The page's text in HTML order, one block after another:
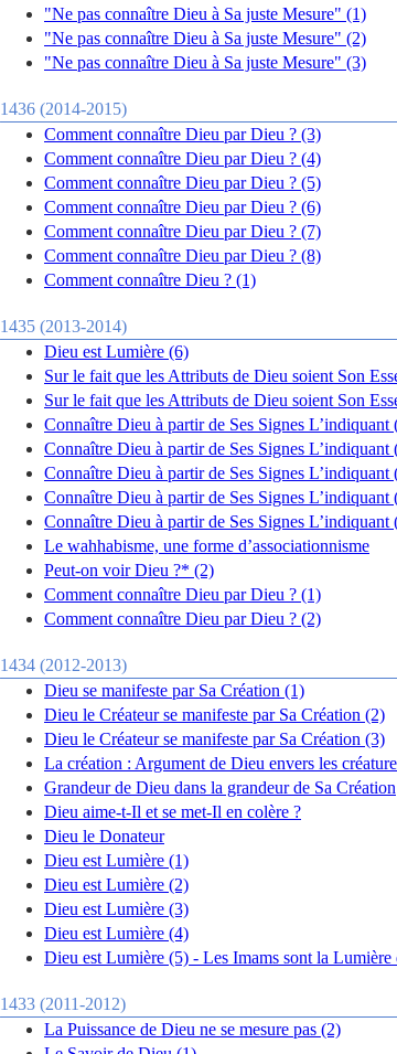
"Ne pas connaître Dieu à Sa juste Mesure" (1)
"Ne pas connaître Dieu à Sa juste Mesure" (2)
"Ne pas connaître Dieu à Sa juste Mesure" (3)
1436 (2014-2015)
Comment connaître Dieu par Dieu ? (3)
Comment connaître Dieu par Dieu ? (4)
Comment connaître Dieu par Dieu ? (5)
Comment connaître Dieu par Dieu ? (6)
Comment connaître Dieu par Dieu ? (7)
Comment connaître Dieu par Dieu ? (8)
Comment connaître Dieu ? (1)
1435 (2013-2014)
Dieu est Lumière (6)
Sur le fait que les Attributs de Dieu soient Son
Sur le fait que les Attributs de Dieu soient Son
Connaître Dieu à partir de Ses Signes L’indiquant
Connaître Dieu à partir de Ses Signes L’indiquant
Connaître Dieu à partir de Ses Signes L’indiquant
Connaître Dieu à partir de Ses Signes L’indiquant
Connaître Dieu à partir de Ses Signes L’indiquant
Le wahhabisme, une forme d’associationnisme
Peut-on voir Dieu ?* (2)
Comment connaître Dieu par Dieu ? (1)
Comment connaître Dieu par Dieu ? (2)
1434 (2012-2013)
Dieu se manifeste par Sa Création (1)
Dieu le Créateur se manifeste par Sa Création (2)
Dieu le Créateur se manifeste par Sa Création (3)
La création : Argument de Dieu envers les
Grandeur de Dieu dans la grandeur de Sa Création
Dieu aime-t-Il et se met-Il en colère ?
Dieu le Donateur
Dieu est Lumière (1)
Dieu est Lumière (2)
Dieu est Lumière (3)
Dieu est Lumière (4)
Dieu est Lumière (5) - Les Imams sont la Lumière
1433 (2011-2012)
La Puissance de Dieu ne se mesure pas (2)